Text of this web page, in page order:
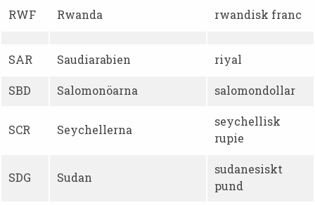
RWF Rwanda rwandisk franc
SAR Saudiarabien riyal
SBD Salomonöarna salomondollar
SCR Seychellerna
seychellisk
rupie
SDG Sudan
sudanesiskt
pund